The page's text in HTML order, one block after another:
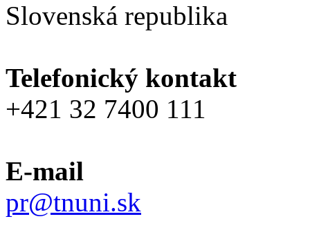
Slovenská republika
Telefonický kontakt
+421 32 7400 111
E-mail
pr@tnuni.sk